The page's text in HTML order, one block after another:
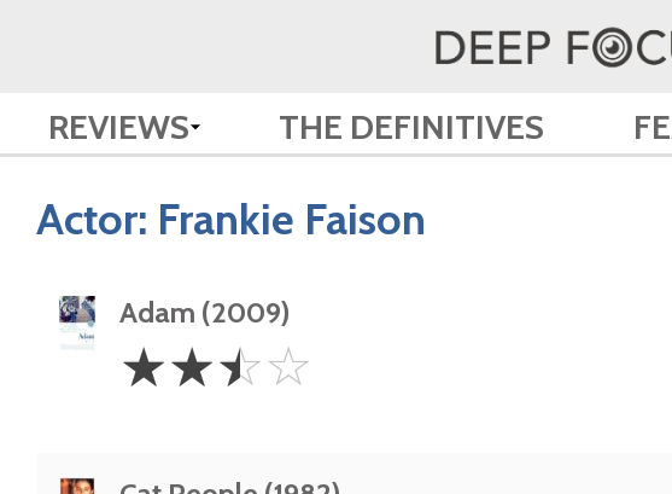
REVIEWS THE DEFINITIVES
Actor: Frankie Faison
Adam (2009)
2.5
Stars
☆☆☆☆